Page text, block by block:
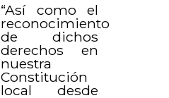
“Así como el
reconocimiento
de dichos
derechos en
nuestra
Constitución
local desde